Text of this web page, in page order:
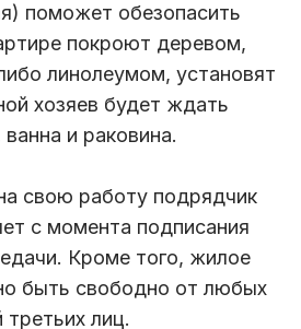
поможет обезопасить
покроют деревом,
линолеумом, установят
хозяев будет ждать
и раковина.
свою работу подрядчик
с момента подписания
Кроме того, жилое
быть свободно от любых
третьих лиц.